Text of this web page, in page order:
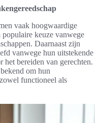
vaak hoogwaardige
populaire keuze vanwege
Daarnaast zijn
vanwege hun uitstekende
het bereiden van gerechten.
om hun
functioneel als